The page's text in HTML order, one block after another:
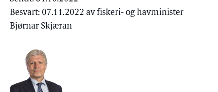
Besvart: 07.11.2022 av fiskeri- og havminister
Bjørnar Skjæran